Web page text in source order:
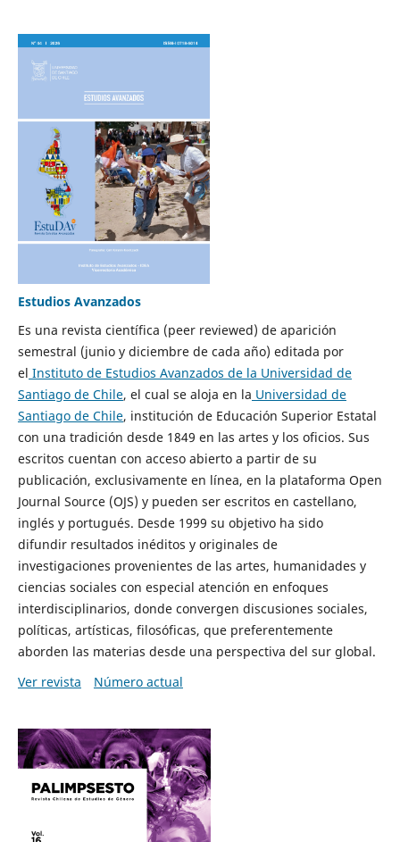
Estudios Avanzados
Es una revista científica (peer reviewed) de aparición
semestral (junio y diciembre de cada año) editada por
el Instituto de Estudios Avanzados de la Universidad de
Santiago de Chile, el cual se aloja en la Universidad de
Santiago de Chile, institución de Educación Superior Estatal
con una tradición desde 1849 en las artes y los oficios. Sus
escritos cuentan con acceso abierto a partir de su
publicación, exclusivamente en línea, en la plataforma Open
Journal Source (OJS) y pueden ser escritos en castellano,
inglés y portugués. Desde 1999 su objetivo ha sido
difundir resultados inéditos y originales de
investigaciones provenientes de las artes, humanidades y
ciencias sociales con especial atención en enfoques
interdisciplinarios, donde convergen discusiones sociales,
políticas, artísticas, filosóficas, que preferentemente
aborden las materias desde una perspectiva del sur global.
Ver revista
Número actual